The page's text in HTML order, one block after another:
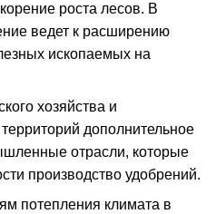
роста лесов. В
ведет к расширению
ископаемых на
хозяйства и
дополнительное
отрасли, которые
производство удобрений.
потепления климата в